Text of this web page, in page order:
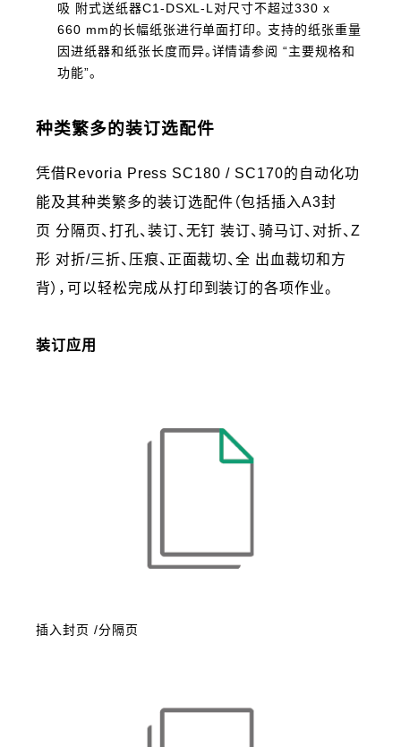
吸 附式送纸器C1-DSXL-L对尺寸不超过330 x
660 mm的长幅纸张进行单面打印。 支持的纸张重量
因进纸器和纸张长度而异。详情请参阅 “主要规格和
功能”。
种类繁多的装订选配件
凭借Revoria Press SC180 / SC170的自动化功
能及其种类繁多的装订选配件（包括插入A3封
页 分隔页、打孔、装订、无钉 装订、骑马订、对折、Z
形 对折/三折、压痕、正面裁切、全 出血裁切和方
背），可以轻松完成从打印到装订的各项作业。
装订应用
插入封页 /分隔页